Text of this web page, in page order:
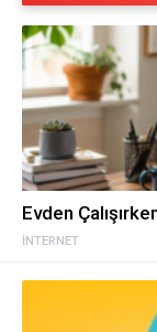
İNTERNET
Evden